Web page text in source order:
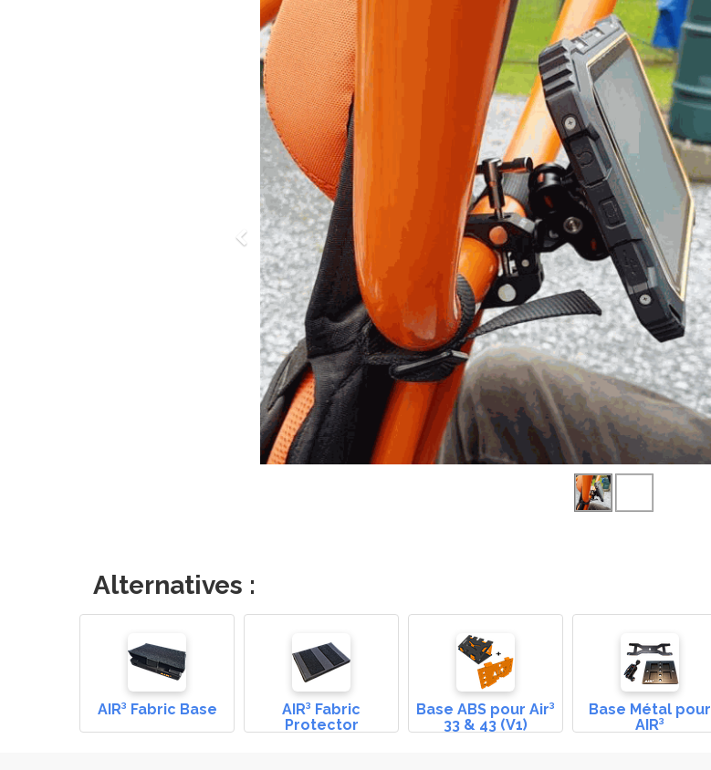
Alternatives :
AIR³ Fabric Base
AIR³ Fabric
Protector
Base ABS pour Air³
33 & 43 (V1)
Base Métal pour
AIR³